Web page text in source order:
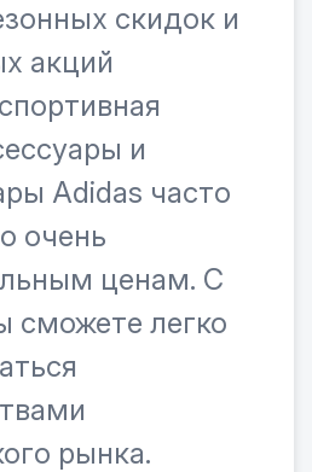
скидок и
акций
и
Adidas часто
очень
ценам. С
сможете легко
рынка.